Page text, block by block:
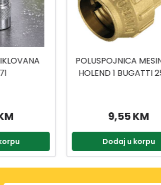
SA
25022
PRIČVRSNA
BATERIJU
2,95 KM
Dodaj u korpu